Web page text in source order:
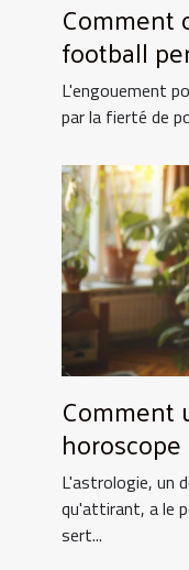
Comment
football
grande
L'engouement
par la fierté de
Comment
quotidien
L'astrologie, un
qu'attirant, a le
sert...